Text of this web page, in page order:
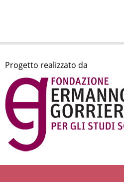
Progetto realizzato da